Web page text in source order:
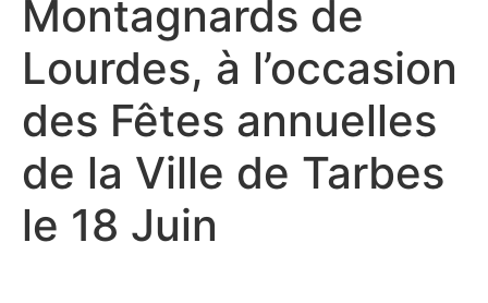
Montagnards de
Lourdes, à l’occasion
des Fêtes annuelles
de la Ville de Tarbes
le 18 Juin